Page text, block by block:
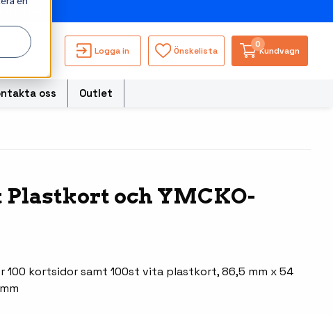
Logga in Önskelista Kundvagn
0
handdatorer
Truckdatorerer och
Pekskärmsdatorer
Besökssystem
oss Outlet
Plastkort och YMCKO-
100 kortsidor samt 100st vita plastkort, 86,5 mm x 54